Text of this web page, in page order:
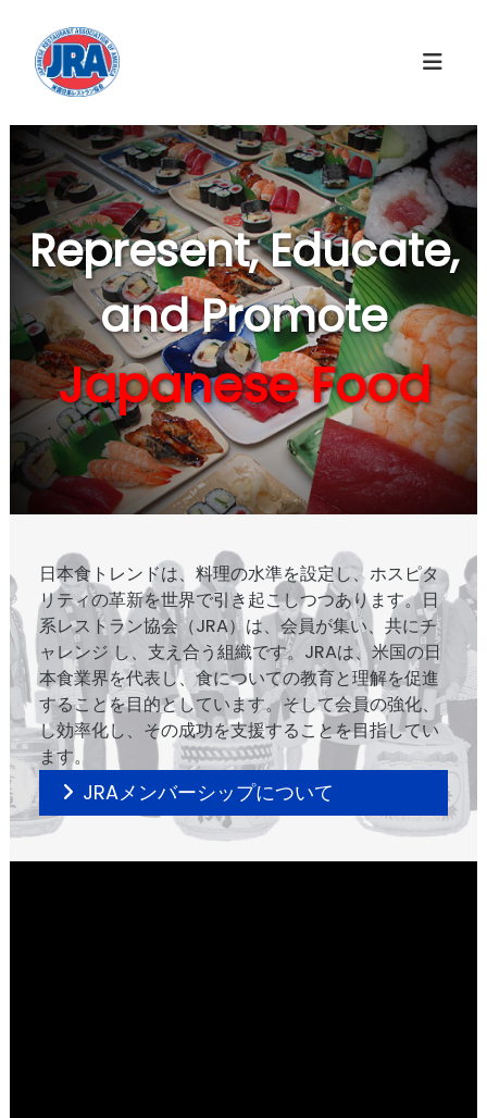
キ
ッ
プ Represent, Educate,
and Promote
Japanese Food
日本食トレンドは、料理の水準を設定し、ホスピタ
リティの革新を世界で引き起こしつつあります。日
系レストラン協会（JRA）は、会員が集い、共にチ
ャレンジ し、支え合う組織です。JRAは、米国の日
本食業界を代表し、食についての教育と理解を促進
することを目的としています。そして会員の強化、
し効率化し、その成功を支援することを目指してい
ます。
JRAメンバーシップについて